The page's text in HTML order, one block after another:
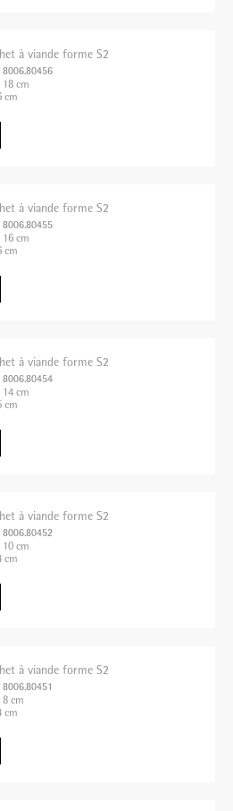
à viande forme S2
18 cm
cm
à viande forme S2
16 cm
cm
à viande forme S2
14 cm
cm
à viande forme S2
10 cm
cm
à viande forme S2
8 cm
cm